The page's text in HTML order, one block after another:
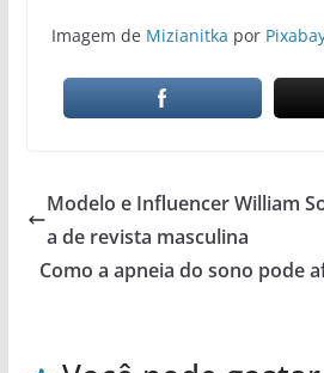
Imagem de Mizianitka por
Modelo e Influencer William
a de revista masculina
Como a apneia do sono pode